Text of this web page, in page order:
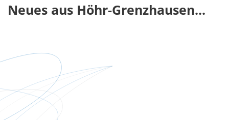
Neues aus Höhr-Grenzhausen...